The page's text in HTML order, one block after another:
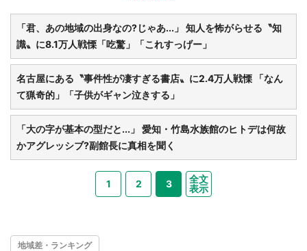
「君、あの地域の出身なの?じゃあ...」 知人を怖がらせる〝知
識〟に8.1万人戦慄「吃驚」「これすっげー」
名古屋にある〝事件性が凄すぎる書店〟に2.4万人戦慄 「なん
て猟奇的」「子供がギャン泣きする」
「大の字が基本の型だと...」 愛知・竹島水族館のヒトデは何故
かアグレッシブ?副館長に真相を聞く
1 2 3
全文
表示
地域差・ランキング